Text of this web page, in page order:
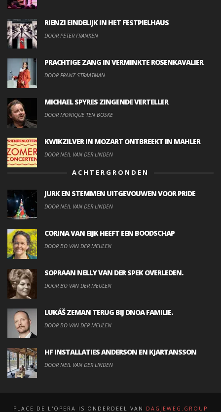
RIENZI EINDELIJK IN HET FESTPIELHAUS
DOOR PETER FRANKEN
PRACHTIGE ZANG IN VERMINKTE ROSENKAVALIER
DOOR FRANZ STRAATMAN
MICHAEL SPYRES ZINGENDE VERTELLER
DOOR MONIQUE TEN BOSKE
KWIKZILVER IN MOZART ONTBREEKT IN MAHLER
DOOR NEIL VAN DER LINDEN
ACHTERGRONDEN
JURK EN STEMMEN UITGEVOUWEN VOOR PRIDE
DOOR NEIL VAN DER LINDEN
CORINA VAN EIJK HEEFT EEN BOODSCHAP
DOOR BO VAN DER MEULEN
SOPRAAN NELLY VAN DER SPEK OVERLEDEN.
DOOR BO VAN DER MEULEN
LUKÁŠ ZEMAN TERUG BIJ DNOA FAMILIE.
DOOR BO VAN DER MEULEN
HF INSTALLATIES ANDERSON EN KJARTANSSON
DOOR NEIL VAN DER LINDEN
PLACE DE L'OPERA IS ONDERDEEL VAN DAGJEWEG.GROUP